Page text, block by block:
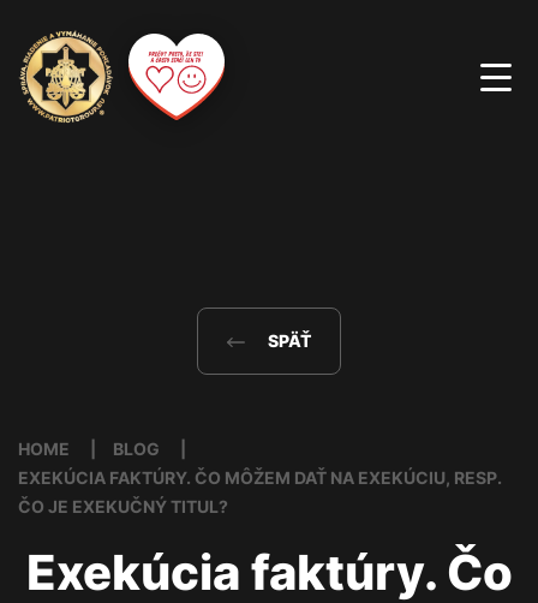
SPÄŤ
HOME
BLOG
EXEKÚCIA FAKTÚRY. ČO MÔŽEM DAŤ NA EXEKÚCIU, RESP.
ČO JE EXEKUČNÝ TITUL?
Exekúcia faktúry. Čo